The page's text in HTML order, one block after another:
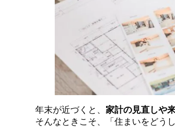
年末が近づくと、 家計の見直しや
そんなときこそ、「住まいをどう